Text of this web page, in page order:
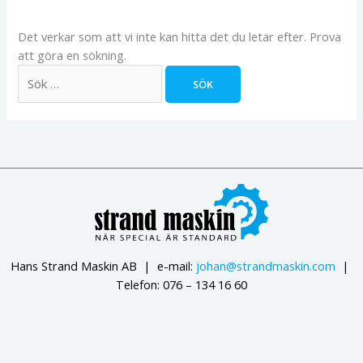
Det verkar som att vi inte kan hitta det du letar efter. Prova
att göra en sökning.
Hans Strand Maskin AB | e-mail: johan@strandmaskin.com |
Telefon: 076 – 134 16 60